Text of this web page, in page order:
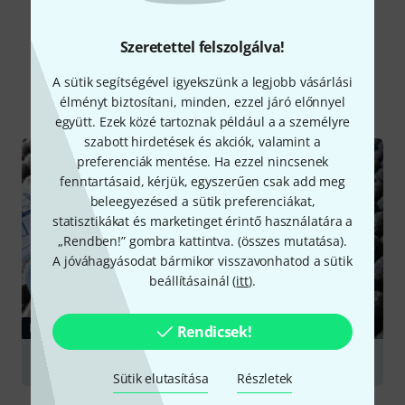
Szeretettel felszolgálva!
A sütik segítségével igyekszünk a legjobb vásárlási
élményt biztosítani, minden, ezzel járó előnnyel
együtt. Ezek közé tartoznak például a a személyre
szabott hirdetések és akciók, valamint a
preferenciák mentése. Ha ezzel nincsenek
fenntartásaid, kérjük, egyszerűen csak add meg
beleegyezésed a sütik preferenciákat,
statisztikákat és marketinget érintő használatára a
„Rendben!” gombra kattintva. (összes mutatása).
A jóváhagyásodat bármikor visszavonhatod a sütik
beállításainál (itt).
Rendicsek!
Sütik elutasítása Részletek
Tudtad?
Mind Kalauz
KALAUZ